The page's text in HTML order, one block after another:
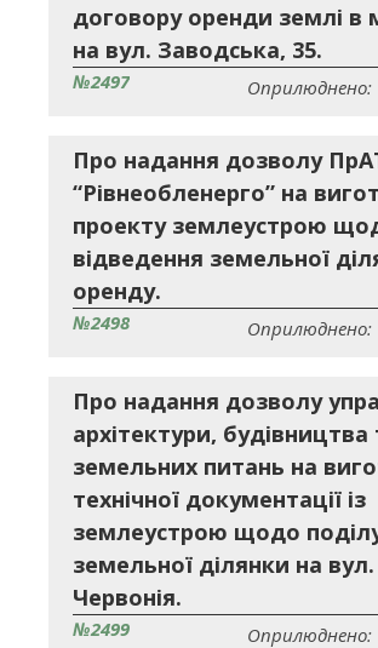
договору оренди землі в
на вул. Заводська, 35.
№2497 Оприлюднено:
Про надання дозволу
“Рівнеобленерго” на
проекту землеустрою
відведення земельної
оренду.
№2498 Оприлюднено:
Про надання дозволу
архітектури, будівництва
земельних питань на
технічної документації із
землеустрою щодо
земельної ділянки на
Червонія.
№2499 Оприлюднено: